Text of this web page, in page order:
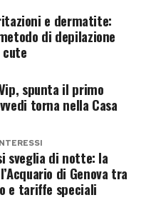
spesso diviso il
sui social, ma
il diritto di
opinioni, anche
state impopolari.
pubblica che
di un artista
delle
e dermatite:
di depilazione
spunta il primo
torna nella Casa
sveglia di notte: la
di Genova tra
e tariffe speciali